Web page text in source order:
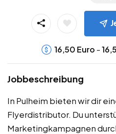
16,50 Euro -
Jobbeschreibung
In Pulheim bieten wir dir
Flyerdistributor. Du
Marketingkampagnen